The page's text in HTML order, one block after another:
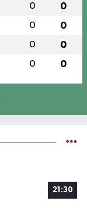
0 0
0 0
0 0
0 0
21:30